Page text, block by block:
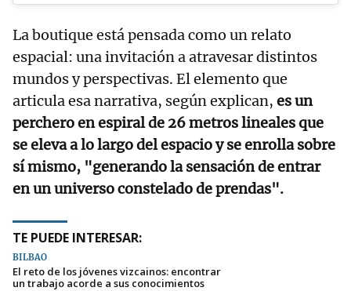
La boutique está pensada como un relato
espacial: una invitación a atravesar distintos
mundos y perspectivas. El elemento que
articula esa narrativa, según explican, es un
perchero en espiral de 26 metros lineales que
se eleva a lo largo del espacio y se enrolla sobre
sí mismo, "generando la sensación de entrar
en un universo constelado de prendas".
TE PUEDE INTERESAR:
BILBAO
El reto de los jóvenes vizcainos: encontrar
un trabajo acorde a sus conocimientos